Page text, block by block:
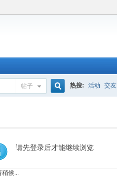
帖子
索
热搜: 活动 交友
请先登录后才能继续浏览
稍候...